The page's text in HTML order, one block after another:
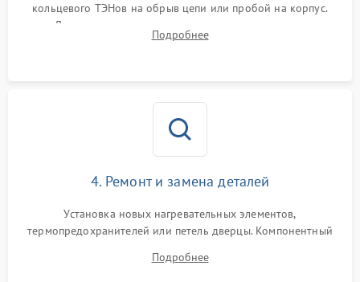
кольцевого ТЭНов на обрыв цепи или пробой на корпус.
Диагностика термостата, датчиков температуры,
переключателя режимов и мотора конвекции.
Подробнее
4. Ремонт и замена деталей
Установка новых нагревательных элементов,
термопредохранителей или петель дверцы. Компонентный
выгоревших реле, восстановление контактов и замена
Подробнее